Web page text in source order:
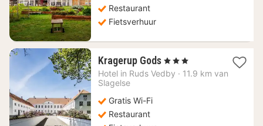
Restaurant
Fietsverhuur
Kragerup Gods 1
nacht
vanaf
, 3 Sterren
Hotel in Ruds Vedby · 11.9 km van
Slagelse
Gratis Wi-Fi
Restaurant